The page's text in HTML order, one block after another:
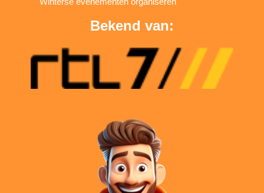
Bekend van: